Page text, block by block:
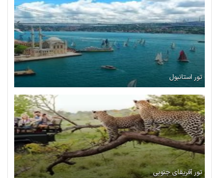
تور استانبول
تور آفریقای جنوبی